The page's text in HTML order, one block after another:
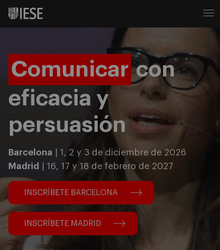
Comunicarcon
eficacia y
persuasión
Barcelona | 1, 2 y 3 de diciembre de 2026
Madrid
| 16, 17 y 18 de febrero de 2027
INSCRÍBETE BARCELONA
INSCRÍBETE MADRID